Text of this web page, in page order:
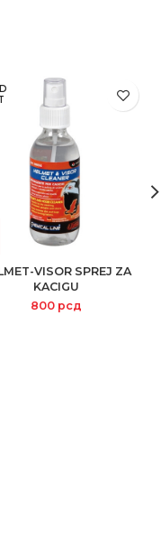
VISOR SPREJ ZA
KACIGU
800 рсд